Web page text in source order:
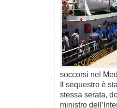
soccorsi nel
Il sequestro è
stessa serata,
ministro